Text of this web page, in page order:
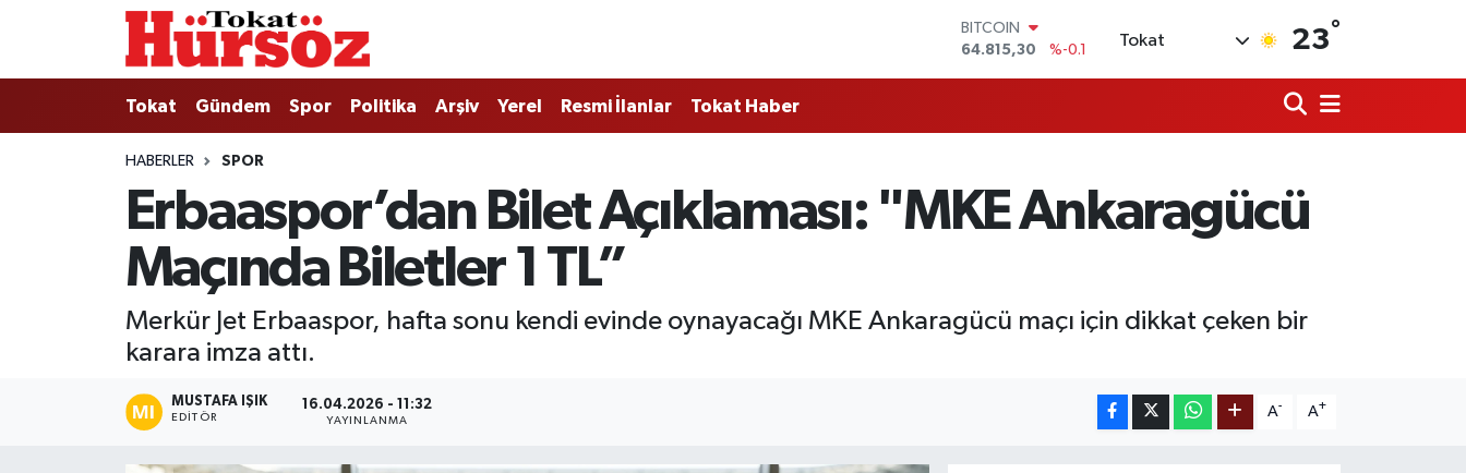
DOLAR
47,7436
%0.18
64,4811
%0.38
BİST100
13.779
%-14
Tokat 23°
Tokat Gündem Spor Politika Arşiv Yerel Resmi İlanlar Tokat Haber
HABERLER SPOR
Erbaaspor’dan Bilet Açıklaması: "MKE Ankaragücü
Maçında Biletler 1 TL”
Merkür Jet Erbaaspor, hafta sonu kendi evinde oynayacağı MKE Ankaragücü maçı için dikkat çeken bir
karara imza attı.
MUSTAFA IŞIK
EDITÖR
16.04.2026 - 11:32
YAYINLANMA
A- A+
Tokat
Türkiye Gündemi
Gündem
Politika
Tokat Spor
Nöbetçi Eczaneler
Hava Durumu
Tokat Namaz Vakitleri
Trafik Durumu
Tüm Manşetler
Son Dakika Haberleri